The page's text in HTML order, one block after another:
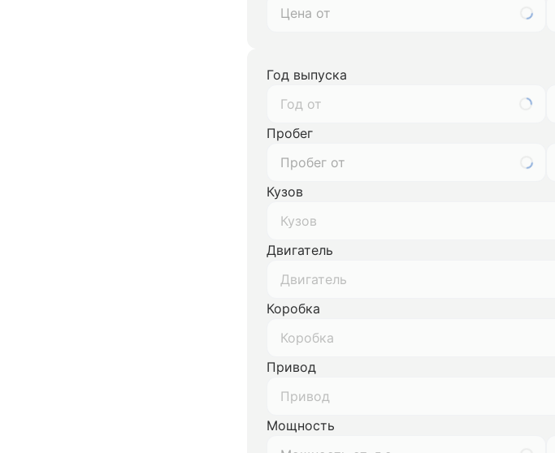
Год выпуска
Год от
Пробег
Кузов
Кузов
Двигатель
Двигатель
Коробка
Коробка
Привод
Привод
Мощность